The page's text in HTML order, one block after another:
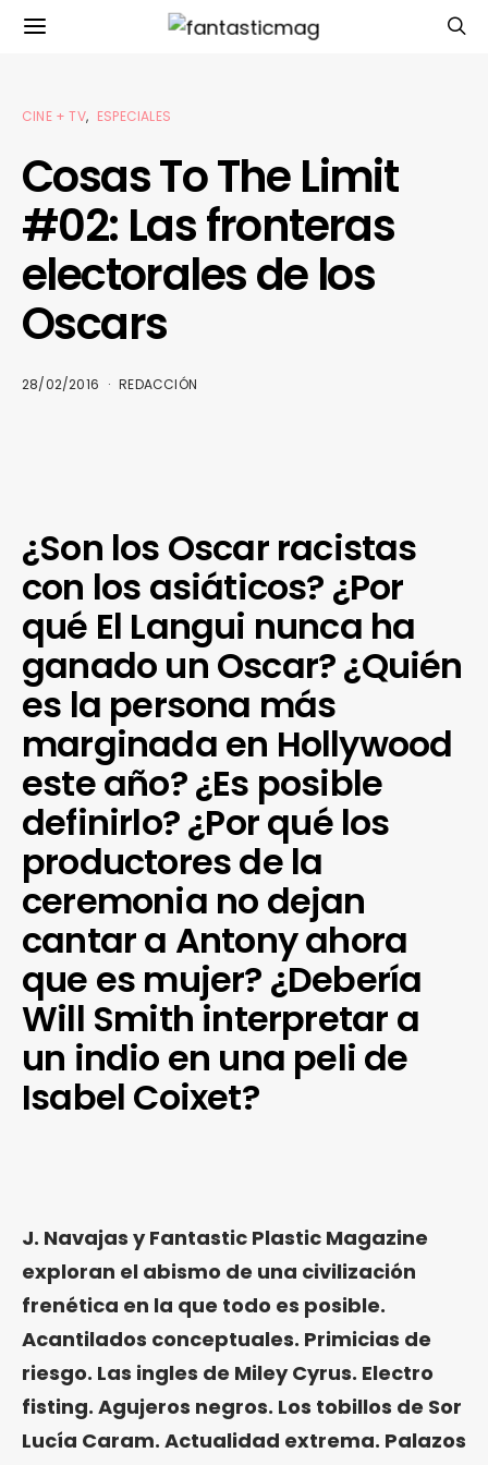
CINE + TV ESPECIALES
Cosas To The Limit
#02: Las fronteras
electorales de los
Oscars
28/02/2016 REDACCIÓN
¿Son los Oscar racistas
con los asiáticos? ¿Por
qué El Langui nunca ha
ganado un Oscar? ¿Quién
es la persona más
marginada en Hollywood
este año? ¿Es posible
definirlo? ¿Por qué los
productores de la
ceremonia no dejan
cantar a Antony ahora
que es mujer? ¿Debería
Will Smith interpretar a
un indio en una peli de
Isabel Coixet?
J. Navajas y Fantastic Plastic Magazine
exploran el abismo de una civilización
frenética en la que todo es posible.
Acantilados conceptuales. Primicias de
riesgo. Las ingles de Miley Cyrus. Electro
fisting. Agujeros negros. Los tobillos de Sor
Lucía Caram. Actualidad extrema. Palazos